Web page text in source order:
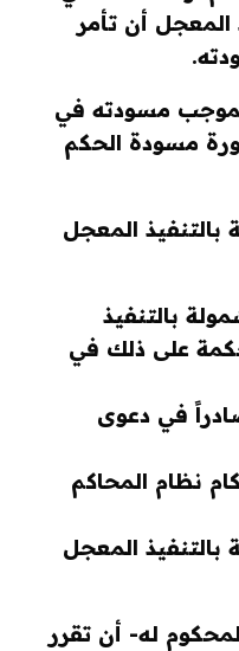
المعجل أن تأمر
بموجب مسودته في
مسودة الحكم
بالتنفيذ المعجل
بالتنفيذ
على ذلك في
في دعوى
نظام المحاكم
بالتنفيذ المعجل
له- أن تقرر